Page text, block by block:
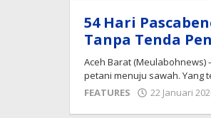
54 Hari
Tanpa Tenda
Aceh Barat (Meulabohnews)
petani menuju sawah. Yang
FEATURES
22 Januari